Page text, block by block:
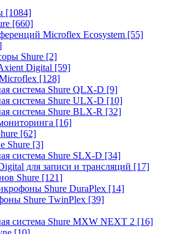
[1084]
[660]
Microflex Ecosystem [55]
Shure [2]
Digital [59]
[128]
система Shure QLX-D [9]
система Shure ULX-D [10]
система Shure BLX-R [32]
[16]
[62]
Shure [3]
система Shure SLX-D [34]
для записи и трансляций [17]
Shure [121]
Shure DuraPlex [14]
Shure TwinPlex [39]
система Shure MXW NEXT 2 [16]